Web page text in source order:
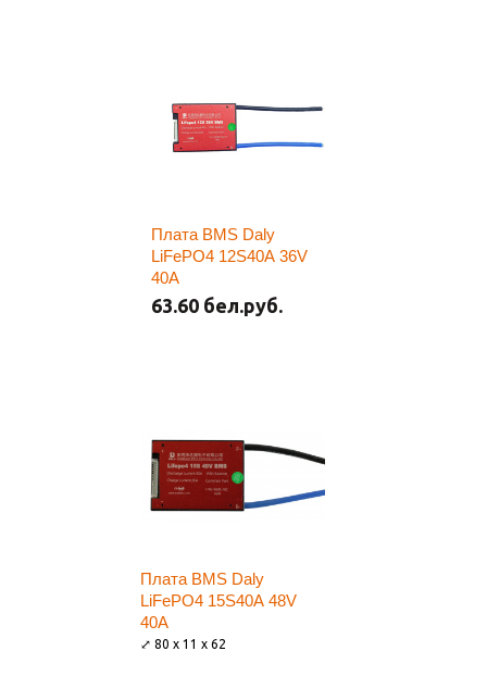
Плата BMS Daly
LiFePO4 12S40A 36V
40A
63.60 бел.руб.
Плата BMS Daly
LiFePO4 15S40A 48V
40A
⤢ 80 x 11 x 62